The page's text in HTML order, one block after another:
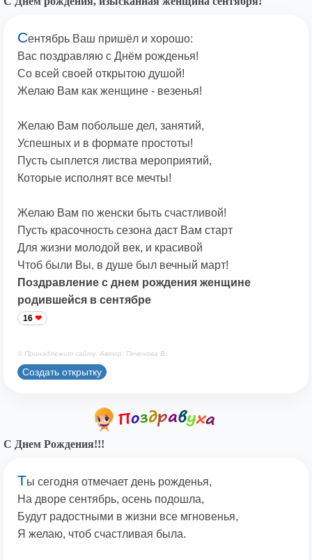
Сентябрь Ваш пришёл и хорошо:
Вас поздравляю с Днём рожденья!
Со всей своей открытою душой!
Желаю Вам как женщине - везенья!
Желаю Вам побольше дел, занятий,
Успешных и в формате простоты!
Пусть сыплется листва мероприятий,
Которые исполнят все мечты!
Желаю Вам по женски быть счастливой!
Пусть красочность сезона даст Вам старт
Для жизни молодой век, и красивой
Чтоб были Вы, в душе был вечный март!
Поздравление с днем рождения женщине
родившейся в сентябре
16
© Принадлежит сайту. Автор: Печенова В.
Создать открытку
С Днем Рождения!!!
Ты сегодня отмечает день рожденья,
На дворе сентябрь, осень подошла,
Будут радостными в жизни все мгновенья,
Я желаю, чтоб счастливая была.